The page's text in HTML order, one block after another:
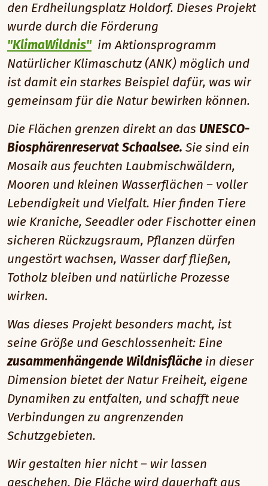
den Erdheilungsplatz Holdorf. Dieses Projekt
wurde durch die Förderung
"KlimaWildnis" im Aktionsprogramm
Natürlicher Klimaschutz (ANK) möglich und
ist damit ein starkes Beispiel dafür, was wir
gemeinsam für die Natur bewirken können.
Die Flächen grenzen direkt an das UNESCO-
Biosphärenreservat Schaalsee. Sie sind ein
Mosaik aus feuchten Laubmischwäldern,
Mooren und kleinen Wasserflächen – voller
Lebendigkeit und Vielfalt. Hier finden Tiere
wie Kraniche, Seeadler oder Fischotter einen
sicheren Rückzugsraum, Pflanzen dürfen
ungestört wachsen, Wasser darf fließen,
Totholz bleiben und natürliche Prozesse
wirken.
Was dieses Projekt besonders macht, ist
seine Größe und Geschlossenheit: Eine
zusammenhängende Wildnisfläche in dieser
Dimension bietet der Natur Freiheit, eigene
Dynamiken zu entfalten, und schafft neue
Verbindungen zu angrenzenden
Schutzgebieten.
Wir gestalten hier nicht – wir lassen
geschehen. Die Fläche wird dauerhaft aus